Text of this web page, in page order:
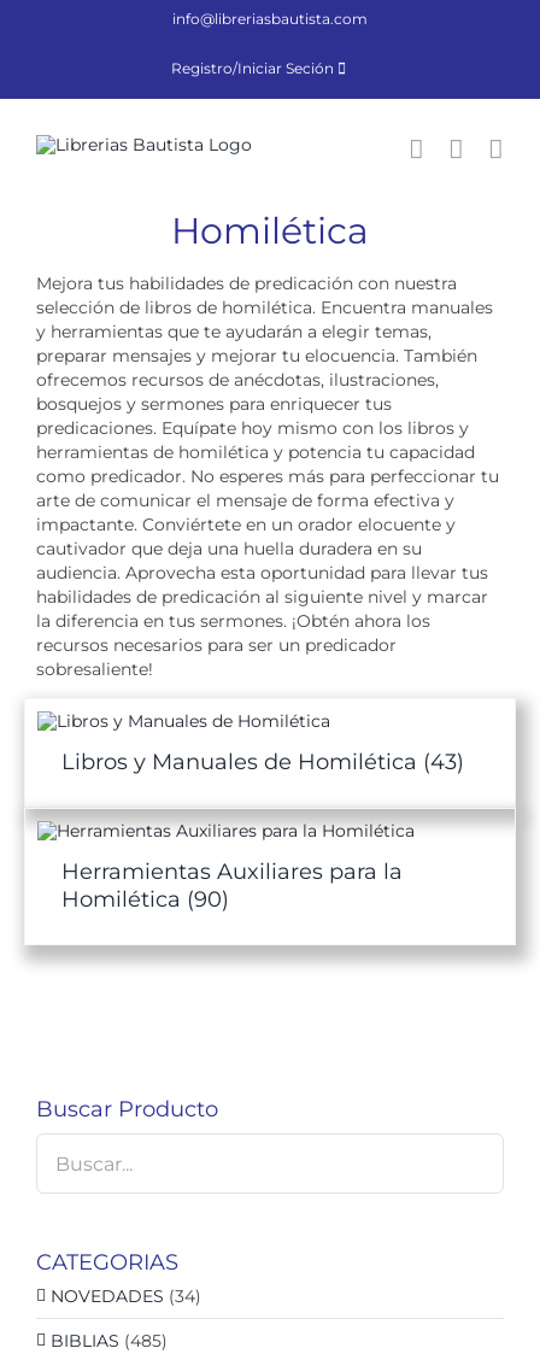
info@libreriasbautista.com
Registro/Iniciar Seción
Homilética
Mejora tus habilidades de predicación con nuestra
selección de libros de homilética. Encuentra manuales
y herramientas que te ayudarán a elegir temas,
preparar mensajes y mejorar tu elocuencia. También
ofrecemos recursos de anécdotas, ilustraciones,
bosquejos y sermones para enriquecer tus
predicaciones. Equípate hoy mismo con los libros y
herramientas de homilética y potencia tu capacidad
como predicador. No esperes más para perfeccionar tu
arte de comunicar el mensaje de forma efectiva y
impactante. Conviértete en un orador elocuente y
cautivador que deja una huella duradera en su
audiencia. Aprovecha esta oportunidad para llevar tus
habilidades de predicación al siguiente nivel y marcar
la diferencia en tus sermones. ¡Obtén ahora los
recursos necesarios para ser un predicador
sobresaliente!
Libros y Manuales de Homilética (43)
Herramientas Auxiliares para la
Homilética (90)
Buscar Producto
CATEGORIAS
NOVEDADES (34)
BIBLIAS (485)